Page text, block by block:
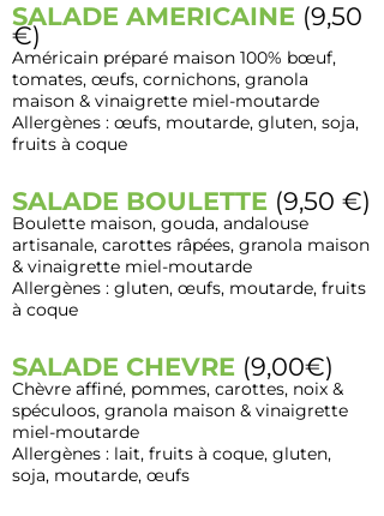
SALADE AMERICAINE (9,50
€)
Américain préparé maison 100% bœuf,
tomates, œufs, cornichons, granola
maison & vinaigrette miel-moutarde
Allergènes : œufs, moutarde, gluten, soja,
fruits à coque
SALADE BOULETTE (9,50 €)
Boulette maison, gouda, andalouse
artisanale, carottes râpées, granola maison
& vinaigrette miel-moutarde
Allergènes : gluten, œufs, moutarde, fruits
à coque
SALADE CHEVRE (9,00€)
Chèvre affiné, pommes, carottes, noix &
spéculoos, granola maison & vinaigrette
miel-moutarde
Allergènes : lait, fruits à coque, gluten,
soja, moutarde, œufs